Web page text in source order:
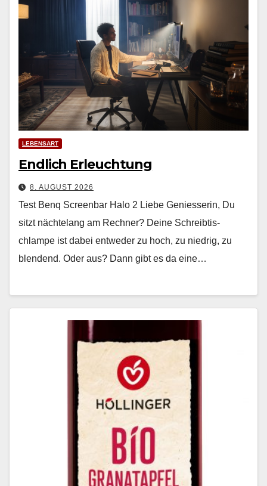
LEBENSART
Endlich Erleuchtung
8. AUGUST 2026
Test Benq Screenbar Halo 2 Liebe Geniesserin, Du
sitzt nächte­lang am Rech­n­er? Deine Schreibtis­
chlampe ist dabei entwed­er zu hoch, zu niedrig, zu
blendend. Oder aus? Dann gibt es da eine…